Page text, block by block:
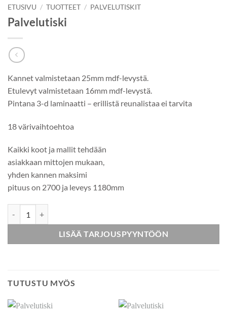
ETUSIVU / TUOTTEET / PALVELUTISKIT
Palvelutiski
Kannet valmistetaan 25mm mdf-levystä.
Etulevyt valmistetaan 16mm mdf-levystä.
Pintana 3-d laminaatti – erillistä reunalistaa ei tarvita
18 värivaihtoehtoa
Kaikki koot ja mallit tehdään
asiakkaan mittojen mukaan,
yhden kannen maksimi
pituus on 2700 ja leveys 1180mm
LISÄÄ TARJOUSPYYNTÖÖN
TUTUSTU MYÖS